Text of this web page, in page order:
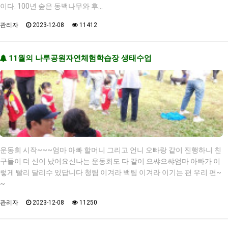
이다. 100년 숲은 동백나무와 후…
관리자 2023-12-08 11412
11월의 나루공원자연체험학습장 생태수업
운동회 시작~~~엄마 아빠 할머니 그리고 언니 오빠랑 같이 진행하니 친
구들이 더 신이 났어요신나는 운동회도 다 같이 으쌰으쌰엄마 아빠가 이
렇게 빨리 달리수 있답니다 청팀 이겨라 백팀 이겨라 이기는 편 우리 편~
~
관리자 2023-12-08 11250